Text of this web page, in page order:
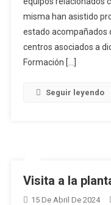
misma han asistido
estado acompañados
centros asociados a
Formación […]
Seguir leyendo
Visita a la
15 De Abril De 2024